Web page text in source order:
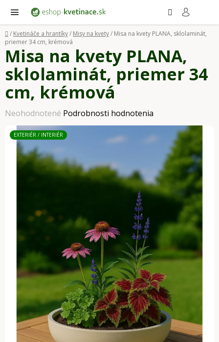
obsah
Domov
/ Kvetináče a hrantíky/ Misy na kvety/ Misa na kvety PLANA, sklolaminát,
priemer 34 cm, krémová
Misa na kvety PLANA,
sklolaminát, priemer 34
cm, krémová
Priemerné
hodnotenie
produktu
Neohodnotené Podrobnosti hodnotenia
EXTERIÉR / INTERIÉR